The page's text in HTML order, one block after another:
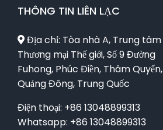
THÔNG TIN LIÊN LẠC
Địa chỉ: Tòa nhà A, Trung tâm
Thương mại Thế giới, Số 9 Đường
Fuhong, Phúc Điền, Thâm Quyến,
Quảng Đông, Trung Quốc
Điện thoại: +86 13048899313
Whatsapp: +86 13048899313